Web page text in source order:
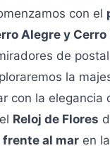
con el
Alegre y
de
la
con la elegancia
Reloj de Flores
al mar en